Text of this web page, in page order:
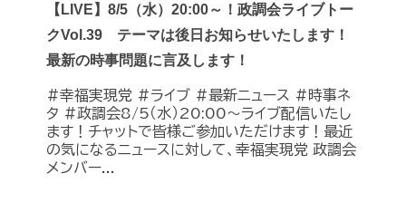
【LIVE】8/5（水）20:00～！政調会ライブトー
クVol.39 テーマは後日お知らせいたします！
最新の時事問題に言及します！
#幸福実現党 #ライブ #最新ニュース #時事ネ
タ #政調会8/5（水）20:00～ライブ配信いたし
ます！チャットで皆様ご参加いただけます！最近
の気になるニュースに対して、幸福実現党 政調会
メンバー...